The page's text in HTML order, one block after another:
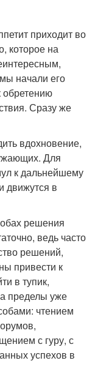
приходит во
которое на
начали его
Сразу же
вдохновение,
Для
к дальнейшему
движутся в
решения
ведь часто
решений,
привести к
в тупик,
пределы уже
чтением
с гуру, с
успехов в